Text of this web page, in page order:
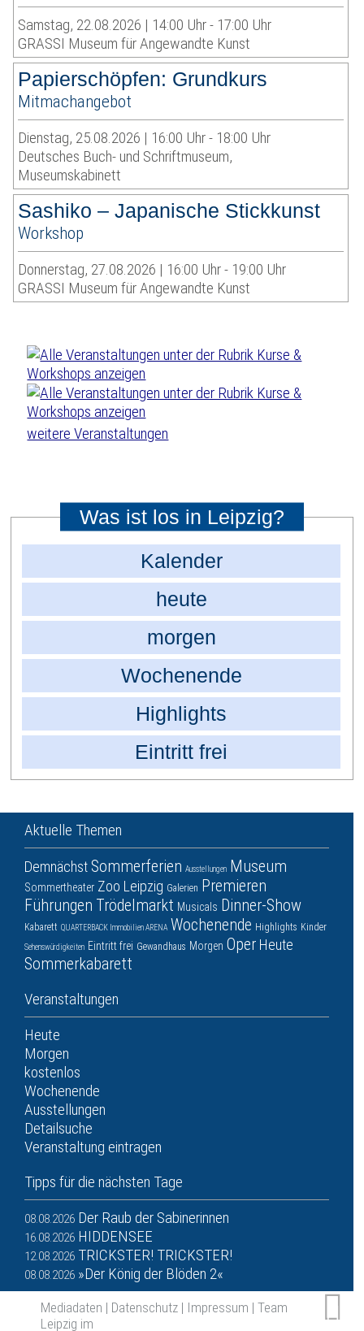
Samstag, 22.08.2026 | 14:00 Uhr - 17:00 Uhr
GRASSI Museum für Angewandte Kunst
Papierschöpfen: Grundkurs
Mitmachangebot
Dienstag, 25.08.2026 | 16:00 Uhr - 18:00 Uhr
Deutsches Buch- und Schriftmuseum,
Museumskabinett
Sashiko – Japanische Stickkunst
Workshop
Donnerstag, 27.08.2026 | 16:00 Uhr - 19:00 Uhr
GRASSI Museum für Angewandte Kunst
weitere Veranstaltungen
Was ist los in Leipzig?
Kalender
heute
morgen
Wochenende
Highlights
Eintritt frei
Aktuelle Themen
DemnächstSommerferien Ausstellungen Museum
Sommertheater Zoo Leipzig Galerien Premieren
Führungen Trödelmarkt Musicals Dinner-Show
Kabarett QUARTERBACK Immobilien ARENA Wochenende Highlights Kinder
Sehenswürdigkeiten Eintritt frei Gewandhaus Morgen Oper Heute
Sommerkabarett
Veranstaltungen
Heute
Morgen
kostenlos
Wochenende
Ausstellungen
Detailsuche
Veranstaltung eintragen
Tipps für die nächsten Tage
08.08.2026 Der Raub der Sabinerinnen
16.08.2026 HIDDENSEE
12.08.2026 TRICKSTER! TRICKSTER!
08.08.2026 »Der König der Blöden 2«
Mediadaten | Datenschutz | Impressum | Team
Leipzig im